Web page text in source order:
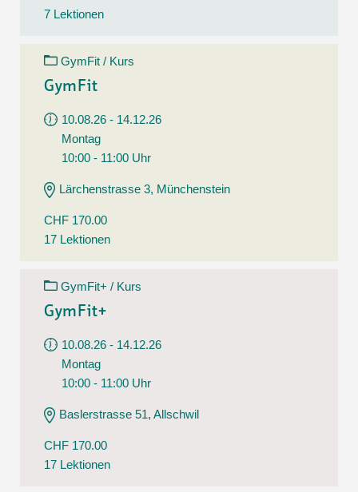
7 Lektionen
GymFit / Kurs
GymFit
10.08.26 - 14.12.26
Montag
10:00 - 11:00 Uhr
Lärchenstrasse 3, Münchenstein
CHF 170.00
17 Lektionen
GymFit+ / Kurs
GymFit+
10.08.26 - 14.12.26
Montag
10:00 - 11:00 Uhr
Baslerstrasse 51, Allschwil
CHF 170.00
17 Lektionen